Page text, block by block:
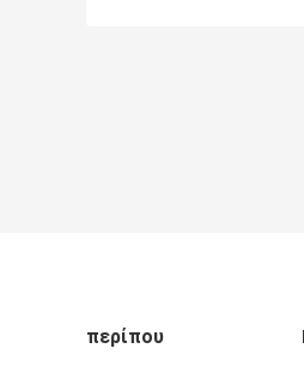
περίπου